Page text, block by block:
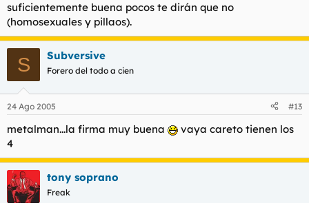
suficientemente buena pocos te dirán que no
(homosexuales y pillaos).
S Subversive
Forero del todo a cien
24 Ago 2005 #13
metalman...la firma muy buena
vaya careto tienen los
4
tony soprano
Freak